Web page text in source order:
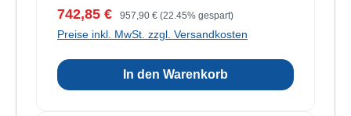
Verkaufspreis:
742,85 € Regulärer Preis:
957,90 € (22.45% gespart)
Preise inkl. MwSt. zzgl. Versandkosten
In den Warenkorb